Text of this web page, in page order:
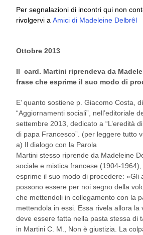
Per segnalazioni di incontri qui non
rivolgerviaAmici di Madeleine Delbrêl
Ottobre 2013
Il card. Martini riprendeva da
frase che esprime il suo modo di
E’ quanto sostiene p. Giacomo Costa,
“Aggiornamenti sociali”, nell’editoriale
settembre 2013, dedicato a “L’eredità
di papa Francesco”. (per leggere tutto
a) Il dialogo con la Parola
Martini stesso riprende da Madeleine
sociale e mistica francese (1904-
esprime il suo modo di procedere: «Gli
possono essere per noi segno della
che mettendoli in collegamento con la
mettendola in essi. Essa rivela allora la
deve essere fatta nella pasta stessa di
in Martini C. M., Non è giustizia. La